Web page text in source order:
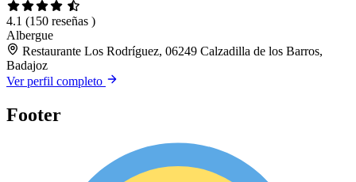
4.1 (150 reseñas )
Albergue
Restaurante Los Rodríguez, 06249 Calzadilla de los Barros,
Badajoz
Ver perfil completo
Footer